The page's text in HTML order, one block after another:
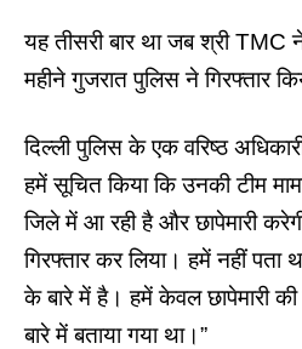
यह तीसरी बार था जब श्रीTMC
महीने गुजरात पुलिस ने गिरफ्तार
दिल्ली पुलिस के एक वरिष्ठ
हमें सूचित किया कि उनकी टीम
जिले में आ रही है और छापेमारी
गिरफ्तार कर लिया। हमें नहीं पता
के बारे में है। हमें केवल छापेमारी
बारे में बताया गया था।”